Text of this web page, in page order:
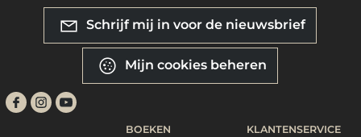
Schrijf mij in voor de nieuwsbrief
Mijn cookies beheren
BOEKEN KLANTENSERVICE